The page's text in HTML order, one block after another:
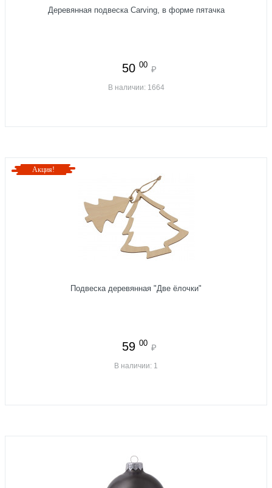
Деревянная подвеска Carving, в форме пятачка
50 00 ₽
В наличии: 1664
Акция!
Подвеска деревянная "Две ёлочки"
59 00 ₽
В наличии: 1